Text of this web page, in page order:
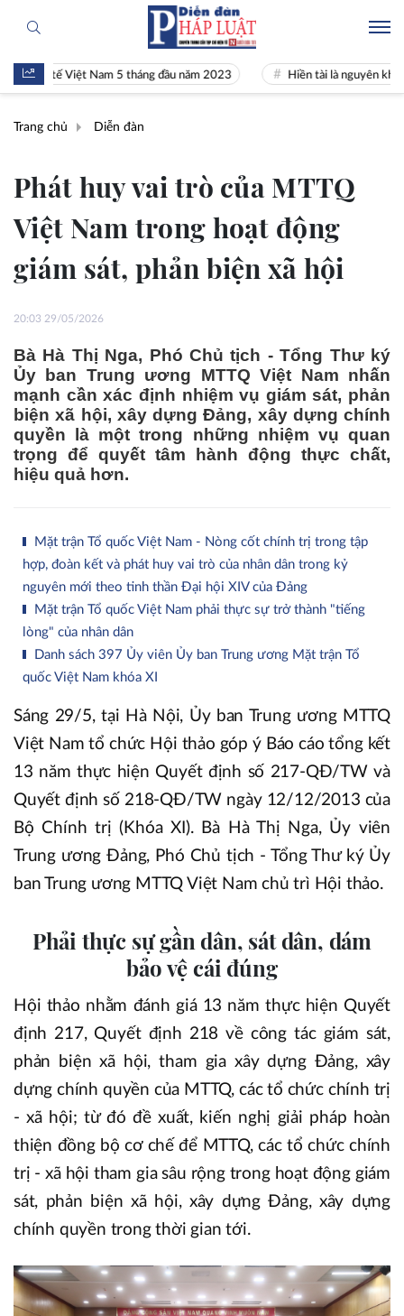
Việt Nam 5 tháng đầu năm 2023 Hiền tài là nguyên khí Quốc gia
Trang chủ Diễn đàn
Phát huy vai trò của MTTQ
Việt Nam trong hoạt động
giám sát, phản biện xã hội
20:03 29/05/2026
Bà Hà Thị Nga, Phó Chủ tịch - Tổng Thư ký
Ủy ban Trung ương MTTQ Việt Nam nhấn
mạnh cần xác định nhiệm vụ giám sát, phản
biện xã hội, xây dựng Đảng, xây dựng chính
quyền là một trong những nhiệm vụ quan
trọng để quyết tâm hành động thực chất,
hiệu quả hơn.
Mặt trận Tổ quốc Việt Nam - Nòng cốt chính trị trong tập
hợp, đoàn kết và phát huy vai trò của nhân dân trong kỷ
nguyên mới theo tinh thần Đại hội XIV của Đảng
Mặt trận Tổ quốc Việt Nam phải thực sự trở thành "tiếng
lòng" của nhân dân
Danh sách 397 Ủy viên Ủy ban Trung ương Mặt trận Tổ
quốc Việt Nam khóa XI
Sáng 29/5, tại Hà Nội, Ủy ban Trung ương MTTQ
Việt Nam tổ chức Hội thảo góp ý Báo cáo tổng kết
13 năm thực hiện Quyết định số 217-QĐ/TW và
Quyết định số 218-QĐ/TW ngày 12/12/2013 của
Bộ Chính trị (Khóa XI). Bà Hà Thị Nga, Ủy viên
Trung ương Đảng, Phó Chủ tịch - Tổng Thư ký Ủy
ban Trung ương MTTQ Việt Nam chủ trì Hội thảo.
Phải thực sự gần dân, sát dân, dám
bảo vệ cái đúng
Hội thảo nhằm đánh giá 13 năm thực hiện Quyết
định 217, Quyết định 218 về công tác giám sát,
phản biện xã hội, tham gia xây dựng Đảng, xây
dựng chính quyền của MTTQ, các tổ chức chính trị
- xã hội; từ đó đề xuất, kiến nghị giải pháp hoàn
thiện đồng bộ cơ chế để MTTQ, các tổ chức chính
trị - xã hội tham gia sâu rộng trong hoạt động giám
sát, phản biện xã hội, xây dựng Đảng, xây dựng
chính quyền trong thời gian tới.